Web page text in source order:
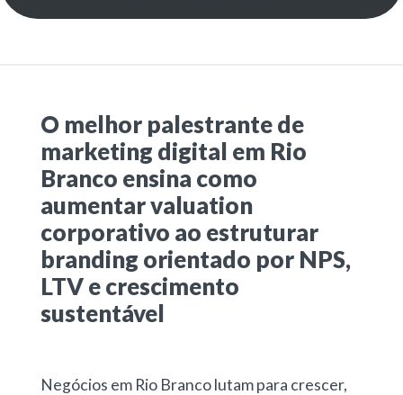
O melhor palestrante de
marketing digital em Rio
Branco ensina como
aumentar valuation
corporativo ao estruturar
branding orientado por NPS,
LTV e crescimento
sustentável
Negócios em Rio Branco lutam para crescer,